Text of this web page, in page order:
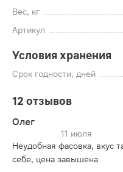
Вес, кг
Артикул
Условия хранения
Срок годности, дней
12 отзывов
Олег
11 июля
Неудобная фасовка, вкус
себе, цена завышена